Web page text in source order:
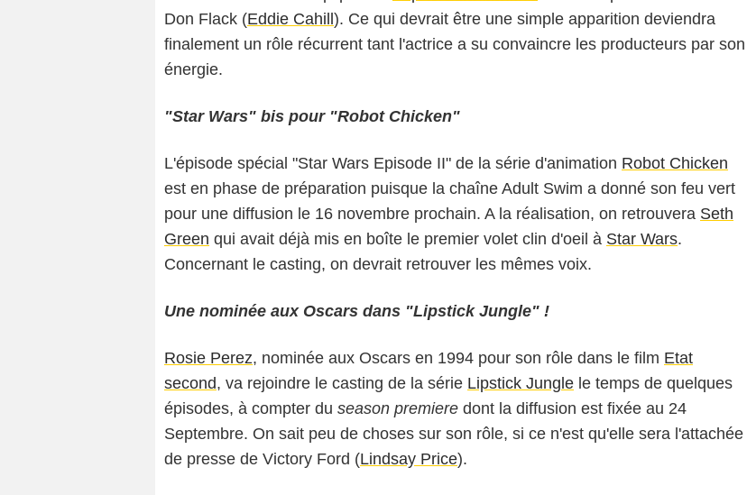
Don Flack (Eddie Cahill). Ce qui devrait être une simple apparition deviendra
finalement un rôle récurrent tant l'actrice a su convaincre les producteurs par son
énergie.
"Star Wars" bis pour "Robot Chicken"
L'épisode spécial "Star Wars Episode II" de la série d'animation Robot Chicken
est en phase de préparation puisque la chaîne Adult Swim a donné son feu vert
pour une diffusion le 16 novembre prochain. A la réalisation, on retrouvera Seth
Green qui avait déjà mis en boîte le premier volet clin d'oeil à Star Wars.
Concernant le casting, on devrait retrouver les mêmes voix.
Une nominée aux Oscars dans "Lipstick Jungle" !
Rosie Perez, nominée aux Oscars en 1994 pour son rôle dans le film Etat
second, va rejoindre le casting de la série Lipstick Jungle le temps de quelques
épisodes, à compter du season premiere dont la diffusion est fixée au 24
Septembre. On sait peu de choses sur son rôle, si ce n'est qu'elle sera l'attachée
de presse de Victory Ford (Lindsay Price).